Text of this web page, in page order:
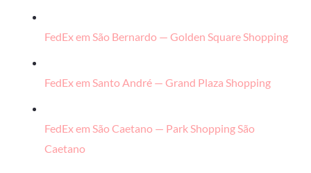
FedEx em São Bernardo — Golden Square Shopping
FedEx em Santo André — Grand Plaza Shopping
FedEx em São Caetano — Park Shopping São
Caetano